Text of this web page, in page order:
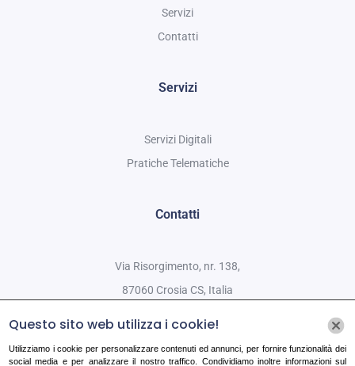
Servizi
Contatti
Servizi
Servizi Digitali
Pratiche Telematiche
Contatti
Via Risorgimento, nr. 138,
87060 Crosia CS, Italia
Questo sito web utilizza i cookie!
Utilizziamo i cookie per personalizzare contenuti ed annunci, per fornire funzionalità dei
social media e per analizzare il nostro traffico. Condividiamo inoltre informazioni sul